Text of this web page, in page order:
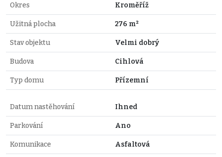
Okres Kroměříž
Užitná plocha 276 m²
Stav objektu Velmi dobrý
Budova Cihlová
Typ domu Přízemní
Datum nastěhování Ihned
Parkování Ano
Komunikace Asfaltová